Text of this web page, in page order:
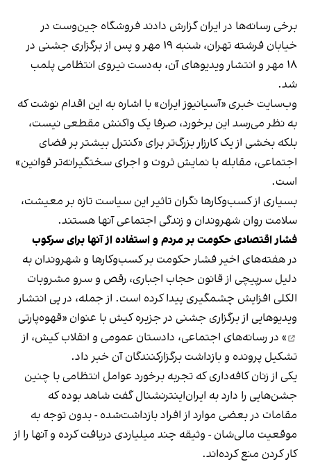
برخی رسانه‌ها در ایران گزارش دادند فروشگاه جین‌وست در
خیابان فرشته تهران، شنبه ۱۹ مهر و پس از برگزاری جشنی در
۱۸ مهر و انتشار ویدیوهای آن، به‌دست نیروی انتظامی پلمب
شد.
وب‌سایت خبری «آسیانیوز ایران» با اشاره به این اقدام نوشت که
به نظر می‌رسد این برخورد، صرفا یک واکنش مقطعی نیست،
بلکه بخشی از یک کارزار بزرگ‌تر برای «کنترل بیشتر بر فضای
اجتماعی، مقابله با نمایش ثروت و اجرای سختگیرانه‌تر قوانین»
است.
بسیاری از کسب‌وکارها نگران تاثیر این سیاست‌ تازه بر معیشت،
سلامت روان شهروندان و زندگی اجتماعی آنها هستند.
فشار اقتصادی حکومت بر مردم و استفاده از آنها برای سرکوب
در هفته‌های اخیر فشار حکومت بر کسب‌وکارها و شهروندان به
دلیل سرپیچی از قانون حجاب اجباری، رقص و سرو مشروبات
الکلی افزایش چشمگیری پیدا کرده است. از جمله، در پی انتشار
ویدیوهایی از برگزاری جشنی در جزیره کیش با عنوان «قهوه‌پارتی
» در رسانه‌های اجتماعی، دادستان عمومی و انقلاب کیش، از
تشکیل پرونده و بازداشت برگزارکنندگان آن خبر داد.
یکی از زنان کافه‌داری که تجربه برخورد عوامل انتظامی با چنین
جشن‌هایی را دارد به ایران‌اینترنشنال گفت شاهد بوده که
مقامات در بعضی موارد از افراد بازداشت‌‌شده - بدون توجه به
موقعیت مالی‌شان - وثیقه چند میلیاردی دریافت کرده و آنها را از
کار کردن منع کرده‌اند.